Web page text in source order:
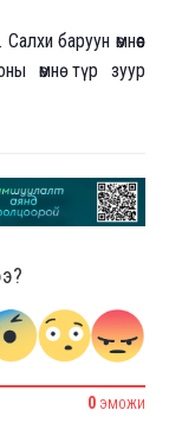
баруун өмнөөс
өмнө түр зуур
0 ЭМОЖИ